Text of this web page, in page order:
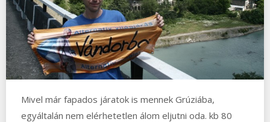
Mivel már fapados járatok is mennek Grúziába,
egyáltalán nem elérhetetlen álom eljutni oda. kb 80